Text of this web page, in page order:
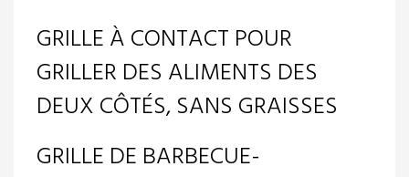
GRILLE À CONTACT POUR
GRILLER DES ALIMENTS DES
DEUX CÔTÉS, SANS GRAISSES
GRILLE DE BARBECUE-